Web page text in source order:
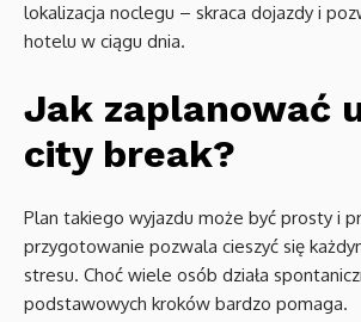
lokalizacja noclegu – skraca dojazdy i
hotelu w ciągu dnia.
Jak zaplanować
city break?
Plan takiego wyjazdu może być prosty i
przygotowanie pozwala cieszyć się
stresu. Choć wiele osób działa
podstawowych kroków bardzo pomaga.